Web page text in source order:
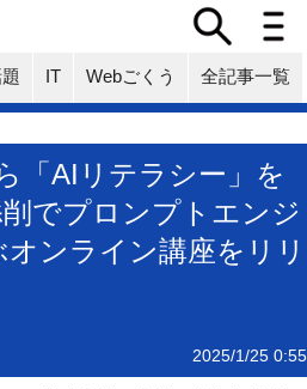
IT Webごくう 全記事一覧
「AIリテラシー」を
でプロンプトエンジ
ンライン講座をリリ
2025/1/25 0:55